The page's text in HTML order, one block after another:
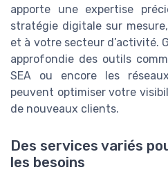
apporte une expertise
stratégie digitale sur
et à votre secteur d’activité.
approfondie des outils
SEA ou encore les
peuvent optimiser votre
de nouveaux clients.
Des services variés
les besoins